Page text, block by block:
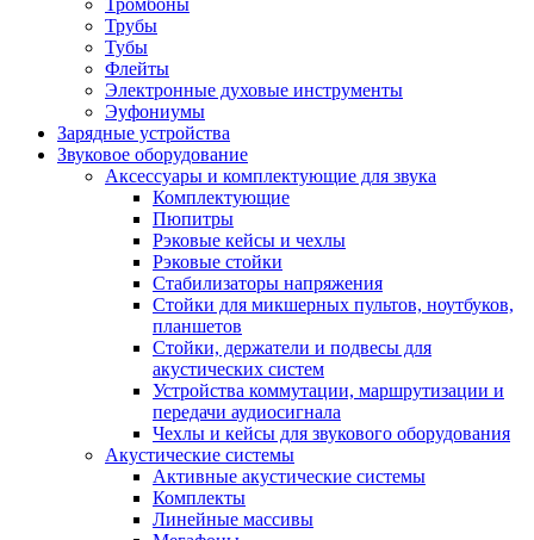
Тромбоны
Трубы
Тубы
Флейты
Электронные духовые инструменты
Эуфониумы
Зарядные устройства
Звуковое оборудование
Аксессуары и комплектующие для звука
Комплектующие
Пюпитры
Рэковые кейсы и чехлы
Рэковые стойки
Стабилизаторы напряжения
Стойки для микшерных пультов, ноутбуков,
планшетов
Стойки, держатели и подвесы для
акустических систем
Устройства коммутации, маршрутизации и
передачи аудиосигнала
Чехлы и кейсы для звукового оборудования
Акустические системы
Активные акустические системы
Комплекты
Линейные массивы